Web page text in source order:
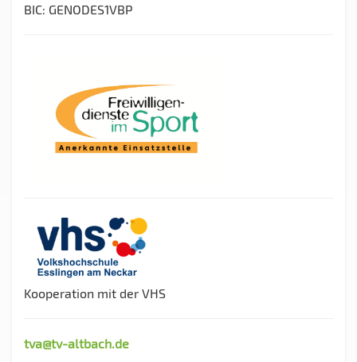
BIC: GENODES1VBP
Kooperation mit der VHS
tva@tv-altbach.de